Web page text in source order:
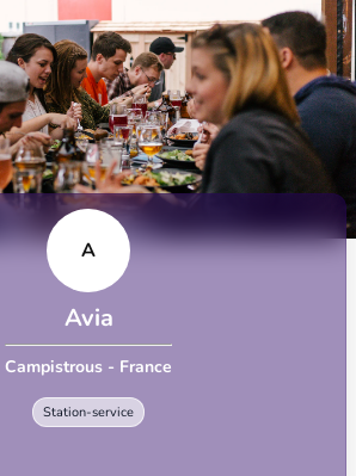
A
Avia
Campistrous - France
Station-service